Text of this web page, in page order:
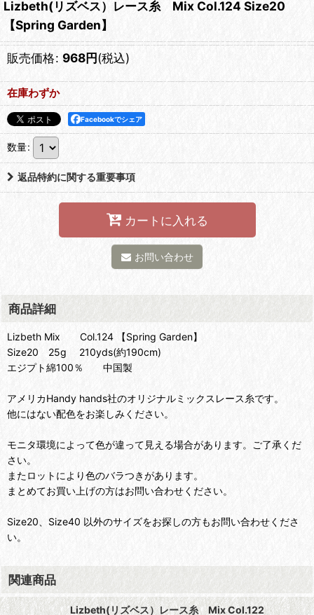
Lizbeth(リズベス）レース糸 Mix Col.124 Size20
【Spring Garden】
販売価格: 968円(税込)
在庫わずか
Facebookでシェア
数量:
返品特約に関する重要事項
カートに入れる
お問い合わせ
商品詳細
Lizbeth Mix Col.124 【Spring Garden】
Size20 25g 210yds(約190cm)
エジプト綿100％ 中国製
アメリカHandy hands社のオリジナルミックスレース糸です。
他にはない配色をお楽しみください。
モニタ環境によって色が違って見える場合があります。ご了承くだ
さい。
またロットにより色のバラつきがあります。
まとめてお買い上げの方はお問い合わせください。
Size20、Size40 以外のサイズをお探しの方もお問い合わせくださ
い。
関連商品
Lizbeth(リズベス）レース糸 Mix Col.122